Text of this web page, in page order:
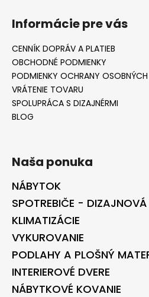
Informácie pre vás
CENNÍK DOPRÁV A PLATIEB
OBCHODNÉ PODMIENKY
PODMIENKY OCHRANY
VRÁTENIE TOVARU
SPOLUPRÁCA S DIZAJNÉRMI
BLOG
Naša ponuka
NÁBYTOK
SPOTREBIČE -
KLIMATIZÁCIE
VYKUROVANIE
PODLAHY A PLOŠNÝ
INTERIEROVÉ DVERE
NÁBYTKOVÉ KOVANIE